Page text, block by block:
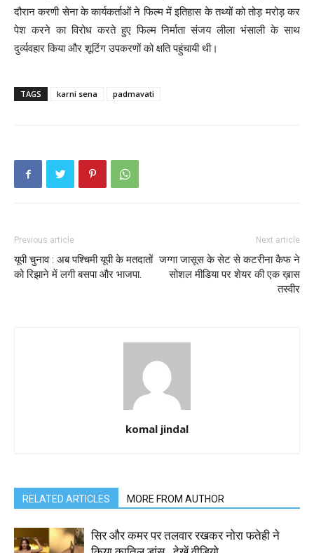
दौरान करणी सेना के कार्यकर्ताओं ने फिल्म में इतिहास के तथ्यों को तोड़ मरोड़ कर
पेश करने का विरोध करते हुए फिल्म निर्माता संजय लीला भंसाली के साथ
दुर्व्यवहार किया और शूटिंग उपकरणों को क्षति पहुंचायी थी।
TAGS karni sena padmavati
Previous article
यूपी चुनाव : अब पश्चिमी यूपी के मतदातों
को रिझाने में लगी बसपा और भाजपा.
Next article
जग्गा जासूस के सेट से कटरीना कैफ ने
सोशल मीडिया पर शेयर की एक ख़ास
तस्वीर
komal jindal
RELATED ARTICLES MORE FROM AUTHOR
सिर और कमर पर तलवार रखकर नोरा फतेही ने